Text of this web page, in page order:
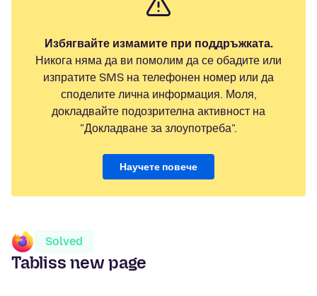
Избягвайте измамите при поддръжката.
Никога няма да ви помолим да се обадите или
изпратите SMS на телефонен номер или да
споделите лична информация. Моля,
докладвайте подозрителна активност на
"Докладване за злоупотреба".
Научете повече
Solved
Tabliss new page